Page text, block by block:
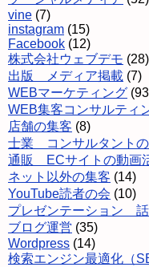
vine (7)
instagram (15)
Facebook (12)
株式会社ウェブデモ (28)
出版 メディア掲載 (7)
WEBマーケティング
WEB集客コンサルティ
店舗の集客 (8)
士業 コンサルタント
通販 ECサイトの動画
ネット以外の集客 (14)
YouTube読者の会 (10)
プレゼンテーション
ブログ運営 (35)
Wordpress (14)
検索エンジン最適化（